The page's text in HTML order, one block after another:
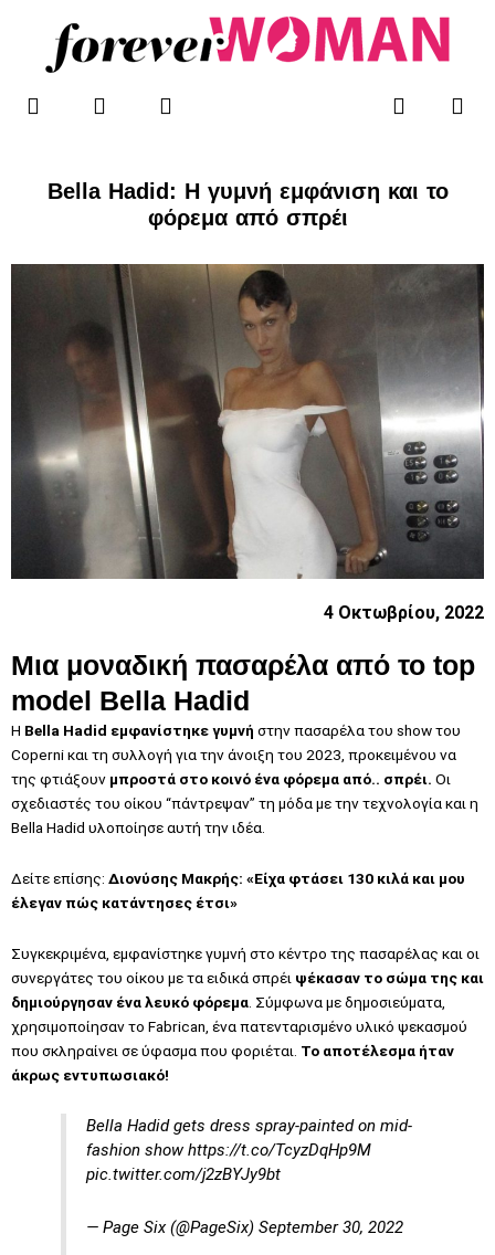
περιεχόμενο
F
a
-
T
w
t
e
I
n
a
g
r
m
Search
Bella Hadid: Η γυμνή εμφάνιση και το
φόρεμα από σπρέι
4 Οκτωβρίου, 2022
Μια μοναδική πασαρέλα από το top
model Bella Hadid
H Bella Hadid εμφανίστηκε γυμνή στην πασαρέλα του show του
Coperni και τη συλλογή για την άνοιξη του 2023, προκειμένου να
της φτιάξουν μπροστά στο κοινό ένα φόρεμα από.. σπρέι. Οι
σχεδιαστές του οίκου “πάντρεψαν” τη μόδα με την τεχνολογία και η
Bella Hadid υλοποίησε αυτή την ιδέα.
Δείτε επίσης: Διονύσης Μακρής: «Είχα φτάσει 130 κιλά και μου
έλεγαν πώς κατάντησες έτσι»
Συγκεκριμένα, εμφανίστηκε γυμνή στο κέντρο της πασαρέλας και οι
συνεργάτες του οίκου με τα ειδικά σπρέι ψέκασαν το σώμα της και
δημιούργησαν ένα λευκό φόρεμα . Σύμφωνα με δημοσιεύματα,
χρησιμοποίησαν το Fabrican, ένα πατενταρισμένο υλικό ψεκασμού
που σκληραίνει σε ύφασμα που φοριέται. To αποτέλεσμα ήταν
άκρως εντυπωσιακό!
Bella Hadid gets dress spray-painted on mid-
fashion showhttps://t.co/TcyzDqHp9M
pic.twitter.com/j2zBYJy9bt
— Page Six (@PageSix)September 30, 2022